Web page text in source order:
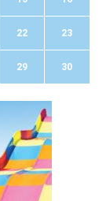
22 23
29 30